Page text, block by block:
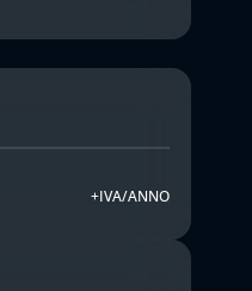
+IVA/ANNO